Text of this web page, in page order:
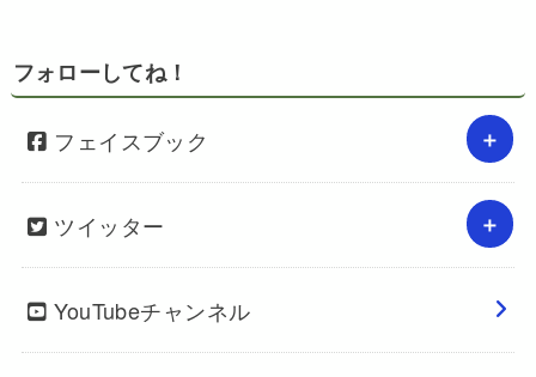
フォローしてね！
フェイスブック
ツイッター
YouTubeチャンネル